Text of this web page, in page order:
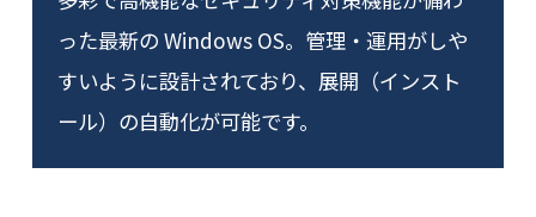
った最新の Windows OS。管理・運用がしや
すいように設計されており、展開（インスト
ール）の自動化が可能です。